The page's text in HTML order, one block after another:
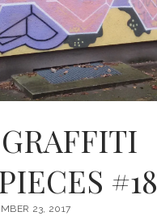
#18
23, 2017